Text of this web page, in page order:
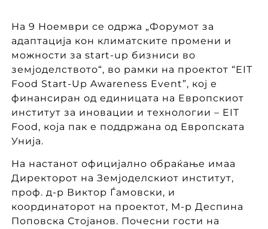
На 9 Ноември се одржа „Форумот за
адаптација кон климатските промени и
можности за start-up бизниси во
земјоделството“, во рамки на проектот “EIT
Food Start-Up Awareness Event”, кој е
финансиран од единицата на Европскиот
институт за иновации и технологии – EIT
Food, којa пак е поддржанa од Европската
Унија.
На настанот официјално обраќање имаа
Директорот на Земјоделскиот институт,
проф. д-р Виктор Ѓамовски, и
координаторот на проектот, М-р Деспина
Поповска Стојанов. Почесни гости на